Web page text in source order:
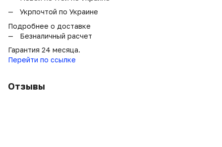
Укрпочтой по Украине
Подробнее о доставке
Безналичный расчет
Гарантия 24 месяца.
Перейти по ссылке
Отзывы